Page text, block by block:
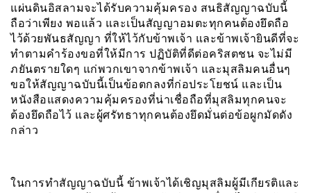
แผ่นดินอิสลามจะได้รับความคุ้มครอง สนธิสัญญาฉบับนี้
ถือว่าเพียง พอแล้ว และเป็นสัญญาอมตะทุกคนต้องยึดถือ
ไว้ด้วยพันธสัญญา ที่ให้ไว้กับข้าพเจ้า และข้าพเจ้ายินดีที่จะ
ทำตามคำร้องขอที่ให้มีการ ปฏิบัติที่ดีต่อคริสตชน จะไม่มี
ภยันตรายใดๆ แก่พวกเขาจากข้าพเจ้า และมุสลิมคนอื่นๆ
ขอให้สัญญาฉบับนี้เป็นข้อตกลงที่ก่อประโยชน์ และเป็น
หนังสือแสดงความคุ้มครองที่น่าเชื่อถือที่มุสลิมทุกคนจะ
ต้องยึดถือไว้ และผู้ศรัทธาทุกคนต้องยึดมั่นต่อข้อผูกมัดดัง
กล่าว
ในการทำสัญญาฉบับนี้ ข้าพเจ้าได้เชิญมุสลิมผู้มีเกียรติและ